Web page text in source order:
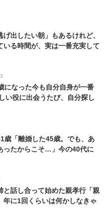
出したい朝」もあるけれど、
いる時間が、実は一番充実して
になった今も自分自身が一番
い役に出会うたび、自分探し
歳「離婚した45歳。でも、あ
ったからこそ…」今の40代に
と話し合って始めた親孝行「親
年に1回くらいは何かしなきゃ